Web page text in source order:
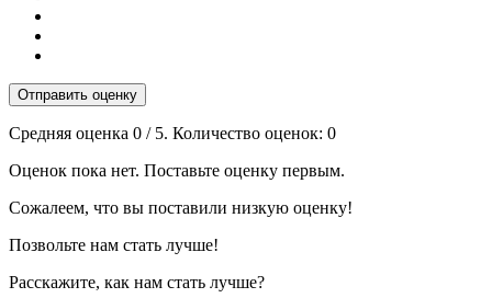
Отправить оценку
Средняя оценка 0 / 5. Количество оценок: 0
Оценок пока нет. Поставьте оценку первым.
Сожалеем, что вы поставили низкую оценку!
Позвольте нам стать лучше!
Расскажите, как нам стать лучше?